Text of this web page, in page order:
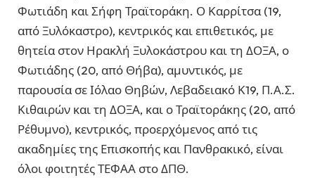
Φωτιάδη και Σήφη Τραϊτοράκη. Ο Καρρίτσα (19,
από Ξυλόκαστρο), κεντρικός και επιθετικός, με
θητεία στον Ηρακλή Ξυλοκάστρου και τη ΔΟΞΑ, ο
Φωτιάδης (20, από Θήβα), αμυντικός, με
παρουσία σε Ιόλαο Θηβών, Λεβαδειακό Κ19, Π.Α.Σ.
Κιθαιρών και τη ΔΟΞΑ, και ο Τραϊτοράκης (20, από
Ρέθυμνο), κεντρικός, προερχόμενος από τις
ακαδημίες της Επισκοπής και Πανθρακικό, είναι
όλοι φοιτητές ΤΕΦΑΑ στο ΔΠΘ.